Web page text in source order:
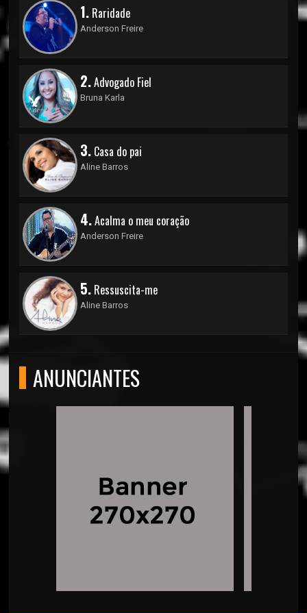
1. Raridade
Anderson Freire
2.Advogado Fiel
Bruna Karla
3. Casa do pai
Aline Barros
4.Acalma o meu coração
Anderson Freire
5. Ressuscita-me
Aline Barros
ANUNCIANTES